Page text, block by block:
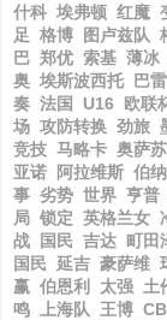
什科 埃弗顿 红魔
足 格博 图卢兹队
巴 郑优 索基 薄冰
奥 埃斯波西托 巴
奏 法国 U16 欧联
场 攻防转换 劲旅
竞技 马略卡 奥萨
亚诺 阿拉维斯 伯
事 劣势 世界 亨普
局 锁定 英格兰女
战 国民 吉达 町田
国民 延吉 豪萨维
赢 伯恩利 太强 土
鸣
上海队 王博